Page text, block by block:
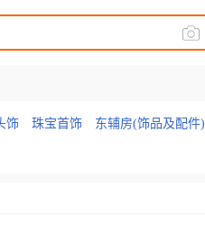
饰 珠宝首饰 东辅房(饰品及配件)